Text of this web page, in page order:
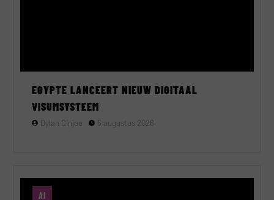
EGYPTE LANCEERT NIEUW DIGITAAL
VISUMSYSTEEM
Dylan Cinjee 5 augustus 2026
AI